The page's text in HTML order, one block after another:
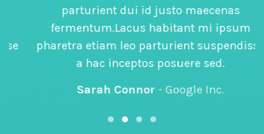
parturient dui id justo maecenas
fermentum.Lacus habitant mi ipsum
pharetra etiam leo parturient suspendisse
a hac inceptos posuere sed.
Sarah Connor Google Inc.